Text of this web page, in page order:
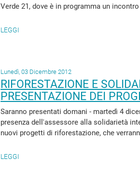
Verde 21, dove è in programma un
LEGGI
Lunedì, 03 Dicembre 2012
RIFORESTAZIONE E
PRESENTAZIONE DEI
Saranno presentati domani - martedì 4
presenza dell'assessore alla solidarietà
nuovi progetti di riforestazione, che
LEGGI